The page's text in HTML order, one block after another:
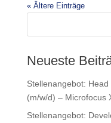
« Ältere Einträge
Neueste
Stellenangebot:
(m/w/d) – Microfocus
Stellenangebot: